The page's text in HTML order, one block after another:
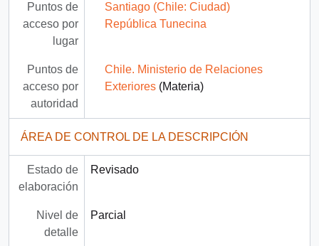
Puntos de
acceso por
lugar
Santiago (Chile: Ciudad)
República Tunecina
Puntos de
acceso por
autoridad
Chile. Ministerio de Relaciones
Exteriores(Materia)
ÁREA DE CONTROL DE LA DESCRIPCIÓN
Estado de
elaboración
Revisado
Nivel de
detalle
Parcial